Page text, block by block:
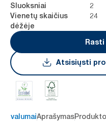
Sluoksniai 2
Vienetų skaičius
dėžėje
24
Atsisiųsti
Aprašymas